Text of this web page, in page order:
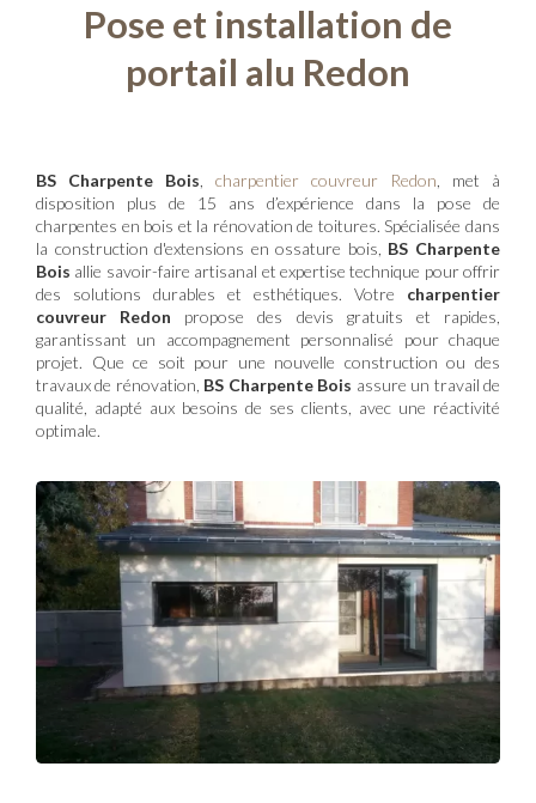
Pose et installation de
portail alu Redon
BS Charpente Bois charpentier couvreur Redon , met à
disposition plus de 15 ans d’expérience dans la pose de
charpentes en bois et la rénovation de toitures. Spécialisée dans
la construction d'extensions en ossature bois, BS Charpente
Bois allie savoir-faire artisanal et expertise technique pour offrir
des solutions durables et esthétiques. Votre charpentier
couvreur Redon propose des devis gratuits et rapides,
garantissant un accompagnement personnalisé pour chaque
projet. Que ce soit pour une nouvelle construction ou des
travaux de rénovation, BS Charpente Bois assure un travail de
qualité, adapté aux besoins de ses clients, avec une réactivité
optimale.